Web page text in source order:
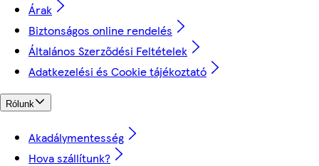
Árak
Biztonságos online rendelés
Általános Szerződési Feltételek
Adatkezelési és Cookie tájékoztató
Rólunk
Akadálymentesség
Hova szállítunk?